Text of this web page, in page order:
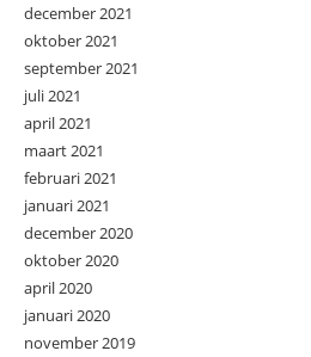
december 2021
oktober 2021
september 2021
juli 2021
april 2021
maart 2021
februari 2021
januari 2021
december 2020
oktober 2020
april 2020
januari 2020
november 2019